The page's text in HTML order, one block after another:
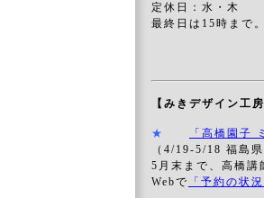
定休日：水・木
最終日は15時まで
【みきデザイン工
★
「高橋園子
（4/19-5/18 福島
5月末まで、高橋講
Webで
「予約の状